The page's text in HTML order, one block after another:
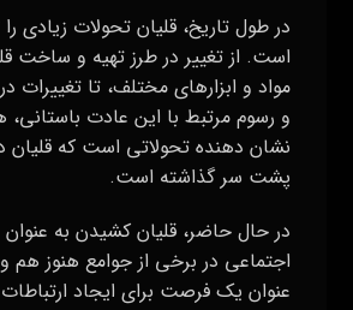
اجتماعی در برخی از جوامع هنوز هم
عنوان یک فرصت برای ایجاد
گذراندن اوقات فراغت مورد استفاده
عمل باستانی، همچنان جایگاه خود
انسان‌ها حفظ کرده است و به عنوان یک
و فرهنگ گذشته، همچنان توانسته
داستان‌های زیبا و مفهومی از گذشته را
بیاورد.
قلیان عنصر فرهنگی –